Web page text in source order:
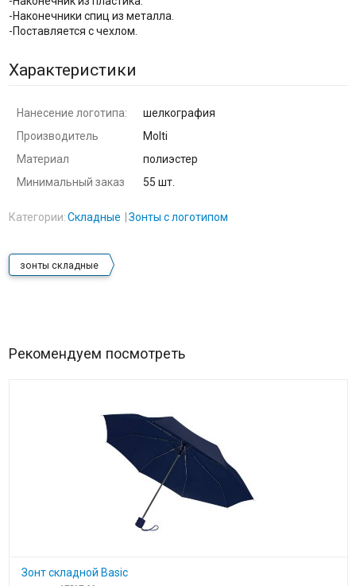
-Наконечники спиц из металла.
-Поставляется с чехлом.
Характеристики
Нанесение логотипа:
шелкография
Производитель
Molti
Материал
полиэстер
Минимальный заказ
55 шт.
Категории:Складные Зонты с логотипом
зонты складные
Рекомендуем посмотреть
Зонт складной Basic